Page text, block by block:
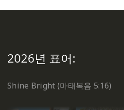
2026년 표어:
Shine Bright (마태복음 5:16)